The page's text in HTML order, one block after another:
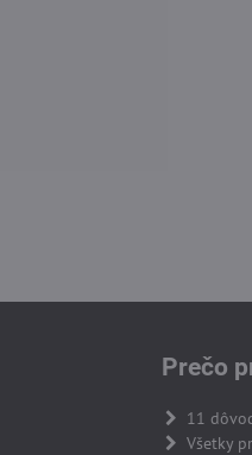
Prečo
11
Všetky